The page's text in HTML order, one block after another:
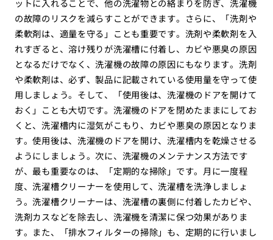
ットに入れることで、他の洗濯物との絡まりを防ぎ、洗濯機
の故障のリスクを減らすことができます。さらに、「洗剤や
柔軟剤は、適量を守る」ことも重要です。洗剤や柔軟剤を入
れすぎると、溶け残りが洗濯槽に付着し、カビや悪臭の原因
となるだけでなく、洗濯機の故障の原因にもなります。洗剤
や柔軟剤は、必ず、製品に記載されている使用量を守って使
用しましょう。そして、「使用後は、洗濯機のドアを開けて
おく」ことも大切です。洗濯機のドアを閉めたままにしてお
くと、洗濯槽内に湿気がこもり、カビや悪臭の原因となりま
す。使用後は、洗濯機のドアを開け、洗濯槽内を乾燥させる
ようにしましょう。次に、洗濯機のメンテナンス方法です
が、最も重要なのは、「定期的な掃除」です。月に一度程
度、洗濯槽クリーナーを使用して、洗濯槽を洗浄しましょ
う。洗濯槽クリーナーは、洗濯槽の裏側に付着したカビや、
洗剤カスなどを除去し、洗濯機を清潔に保つ効果がありま
す。また、「排水フィルターの掃除」も、定期的に行いまし